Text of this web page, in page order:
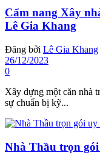
Cẩm nang Xây
Lê Gia Khang
Đăng bởi Lê Gia Khang
26/12/2023
0
Xây dựng một căn nhà
sự chuẩn bị kỹ...
Nhà Thầu trọn